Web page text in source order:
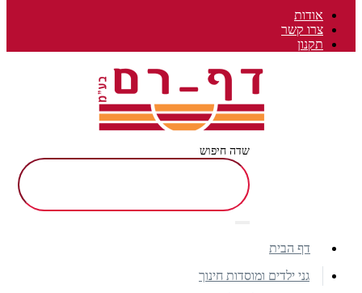
אודות
צרו קשר
תקנון
שדה חיפוש
דף הבית
גני ילדים ומוסדות חינוך